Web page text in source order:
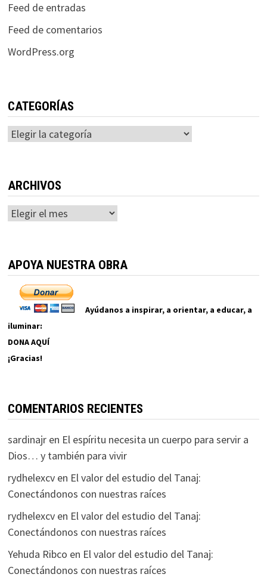
Feed de entradas
Feed de comentarios
WordPress.org
CATEGORÍAS
Categorías
ARCHIVOS
Archivos
APOYA NUESTRA OBRA
Ayúdanos a inspirar, a orientar, a educar, a
iluminar:
DONA AQUÍ
¡Gracias!
COMENTARIOS RECIENTES
sardinajren El espíritu necesita un cuerpo para servir a
Dios… y también para vivir
rydhelexcven El valor del estudio del Tanaj:
Conectándonos con nuestras raíces
rydhelexcven El valor del estudio del Tanaj:
Conectándonos con nuestras raíces
Yehuda Ribco en El valor del estudio del Tanaj:
Conectándonos con nuestras raíces